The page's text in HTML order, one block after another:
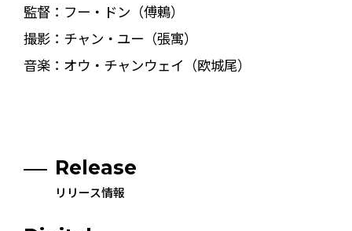
監督：フー・ドン（傅鶇）
撮影：チャン・ユー（張寓）
音楽：オウ・チャンウェイ（欧城尾）
Release
リリース情報